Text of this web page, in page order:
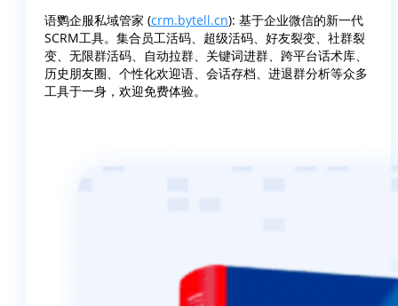
语鹦企服私域管家 (crm.bytell.cn): 基于企业微信的新一代
SCRM工具。集合员工活码、超级活码、好友裂变、社群裂
变、无限群活码、自动拉群、关键词进群、跨平台话术库、
历史朋友圈、个性化欢迎语、会话存档、进退群分析等众多
工具于一身，欢迎免费体验。